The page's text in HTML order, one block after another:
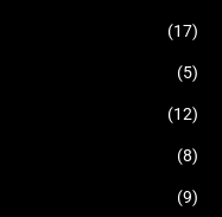
(17)
(5)
(12)
(8)
(9)